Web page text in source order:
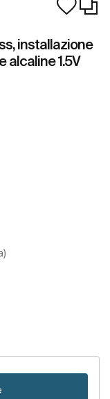
installazione
alcaline 1.5V